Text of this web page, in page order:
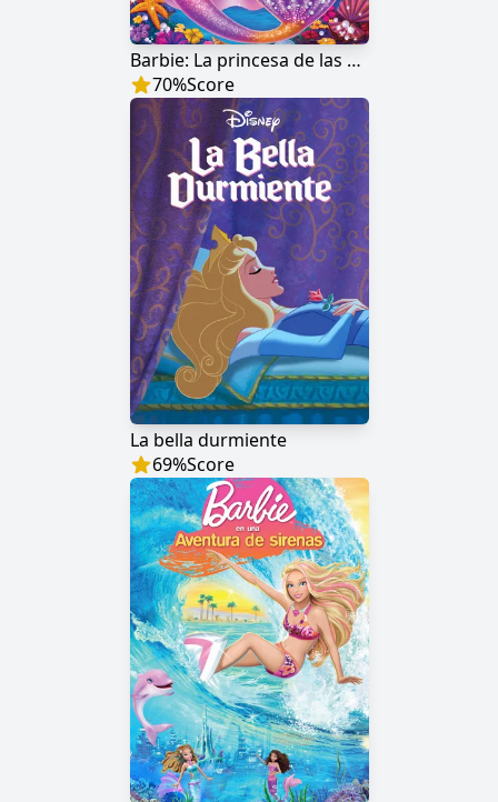
Barbie: La princesa de las perlas
70%Score
La bella durmiente
69%Score